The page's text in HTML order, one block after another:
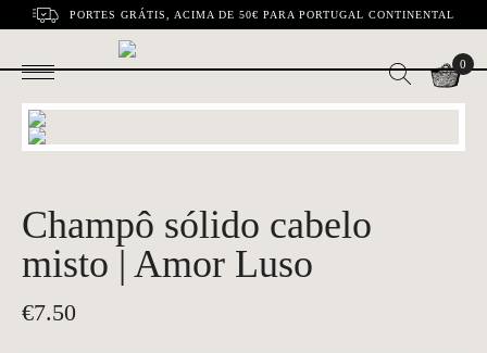
PORTES GRÁTIS, ACIMA DE 50€ PARA PORTUGAL CONTINENTAL
0
Champô sólido cabelo
misto | Amor Luso
€7.50